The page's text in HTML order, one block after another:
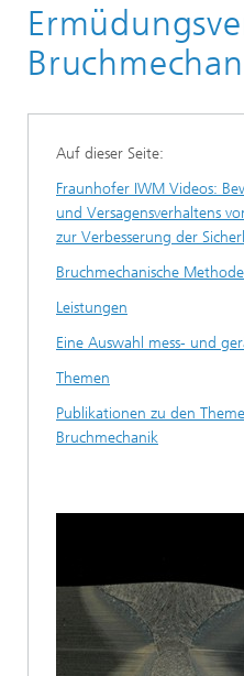
Geschäftsfelder
Bauteilsicherheit und
Auf dieser Seite:
Fraunhofer IWM Videos:
und Versagensverhaltens
zur Verbesserung der
Bruchmechanische
Leistungen
Eine Auswahl mess- und
Themen
Publikationen zu den
Bruchmechanik